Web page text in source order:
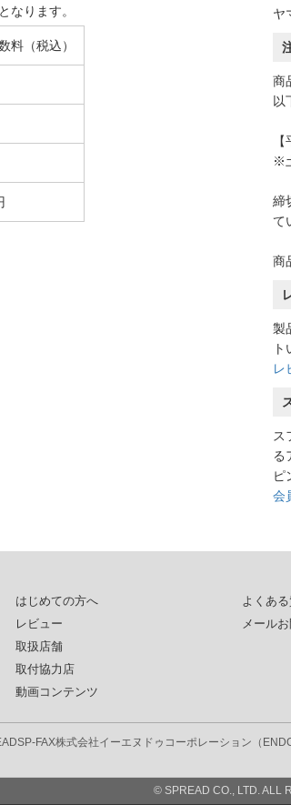
なります。
料（税込）
ヤ
商
以
※
締
て
商
製
ト
レ
ス
る
ピ
会
はじめての方へ
レビュー
取扱店舗
取付協力店
動画コンテンツ
よくある
メール
SP-FAX株式会社イーエヌドゥコーポレーション（
© SPREAD CO., LTD. ALL